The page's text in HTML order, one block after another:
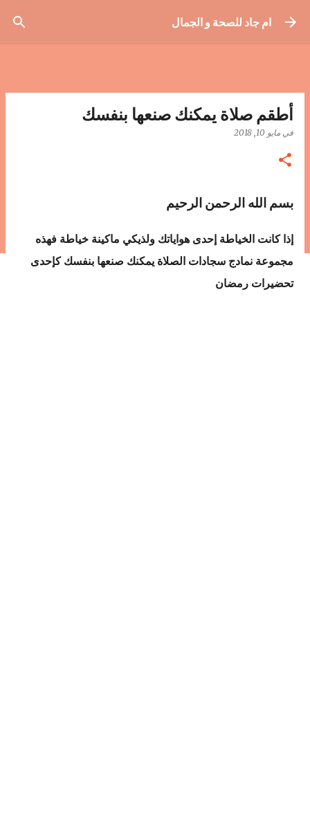
التخطي إلى المحتوى الرئيسيام جاد للصحة و الجمال
أطقم صلاة يمكنك صنعها بنفسك
في مايو 10, 2018
بسم الله الرحمن الرحيم
إذا كانت الخياطة إحدى هواياتك ولذيكي ماكينة خياطة فهذه
مجموعة نمادج سجادات الصلاة يمكنك صنعها بنفسك كإحدى
تحضيرات رمضان